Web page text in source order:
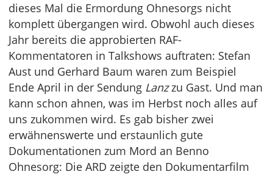
dieses Mal die Ermordung Ohnesorgs nicht
komplett übergangen wird. Obwohl auch dieses
Jahr bereits die approbierten RAF-
Kommentatoren in Talkshows auftraten: Stefan
Aust und Gerhard Baum waren zum Beispiel
Ende April in der Sendung Lanzzu Gast. Und man
kann schon ahnen, was im Herbst noch alles auf
uns zukommen wird. Es gab bisher zwei
erwähnenswerte und erstaunlich gute
Dokumentationen zum Mord an Benno
Ohnesorg: Die ARD zeigte den Dokumentarfilm